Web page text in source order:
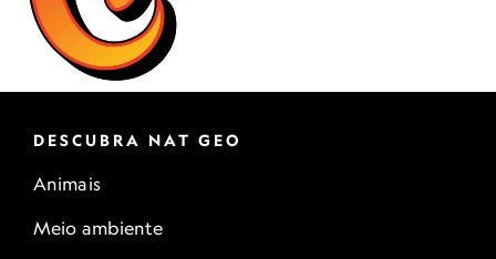
DESCUBRA NAT GEO
Animais
Meio ambiente